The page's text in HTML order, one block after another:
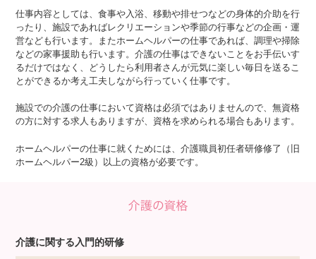
仕事内容としては、食事や入浴、移動や排せつなどの身体的介助を行
ったり、施設であればレクリエーションや季節の行事などの企画・運
営なども行います。またホームヘルパーの仕事であれば、調理や掃除
などの家事援助も行います。介護の仕事はできないことをお手伝いす
るだけではなく、どうしたら利用者さんが元気に楽しい毎日を送るこ
とができるか考え工夫しながら行っていく仕事です。
施設での介護の仕事において資格は必須ではありませんので、無資格
の方に対する求人もありますが、資格を求められる場合もあります。
ホームヘルパーの仕事に就くためには、介護職員初任者研修修了（旧
ホームヘルパー2級）以上の資格が必要です。
介護に関する入門的研修